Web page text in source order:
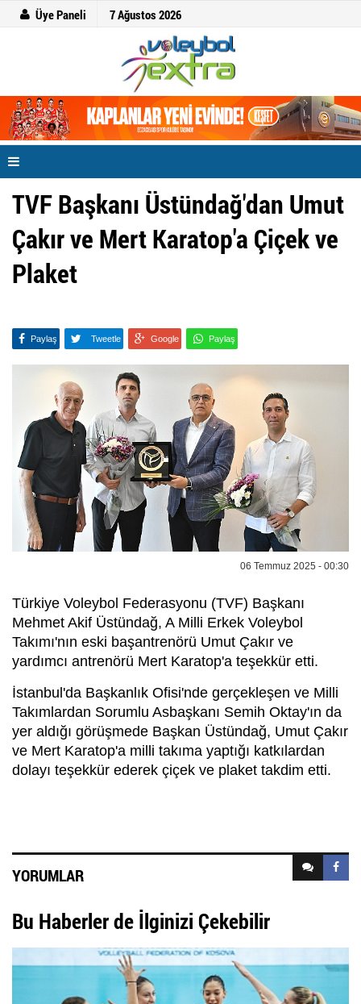
Üye Paneli 7 Ağustos 2026
TVF Başkanı Üstündağ'dan Umut
Çakır ve Mert Karatop'a Çiçek ve
Plaket
Paylaş Tweetle Google Paylaş
06 Temmuz 2025 - 00:30
Türkiye Voleybol Federasyonu (TVF) Başkanı
Mehmet Akif Üstündağ, A Milli Erkek Voleybol
Takımı'nın eski başantrenörü Umut Çakır ve
yardımcı antrenörü Mert Karatop'a teşekkür etti.
İstanbul'da Başkanlık Ofisi'nde gerçekleşen ve Milli
Takımlardan Sorumlu Asbaşkanı Semih Oktay'ın da
yer aldığı görüşmede Başkan Üstündağ, Umut Çakır
ve Mert Karatop'a milli takıma yaptığı katkılardan
dolayı teşekkür ederek çiçek ve plaket takdim etti.
YORUMLAR
Bu Haberler de İlginizi Çekebilir